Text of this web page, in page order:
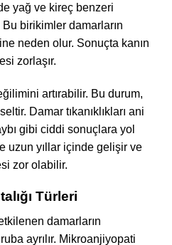
yağ ve kireç benzeri
birikimler damarların
neden olur. Sonuçta kanın
zorlaşır.
artırabilir. Bu durum,
Damar tıkanıklıkları ani
gibi ciddi sonuçlara yol
uzun yıllar içinde gelişir ve
zor olabilir.
Türleri
damarların
ayrılır. Mikroanjiyopati